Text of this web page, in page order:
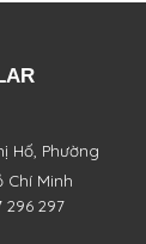
Hố, Phường
Chí Minh
296 297